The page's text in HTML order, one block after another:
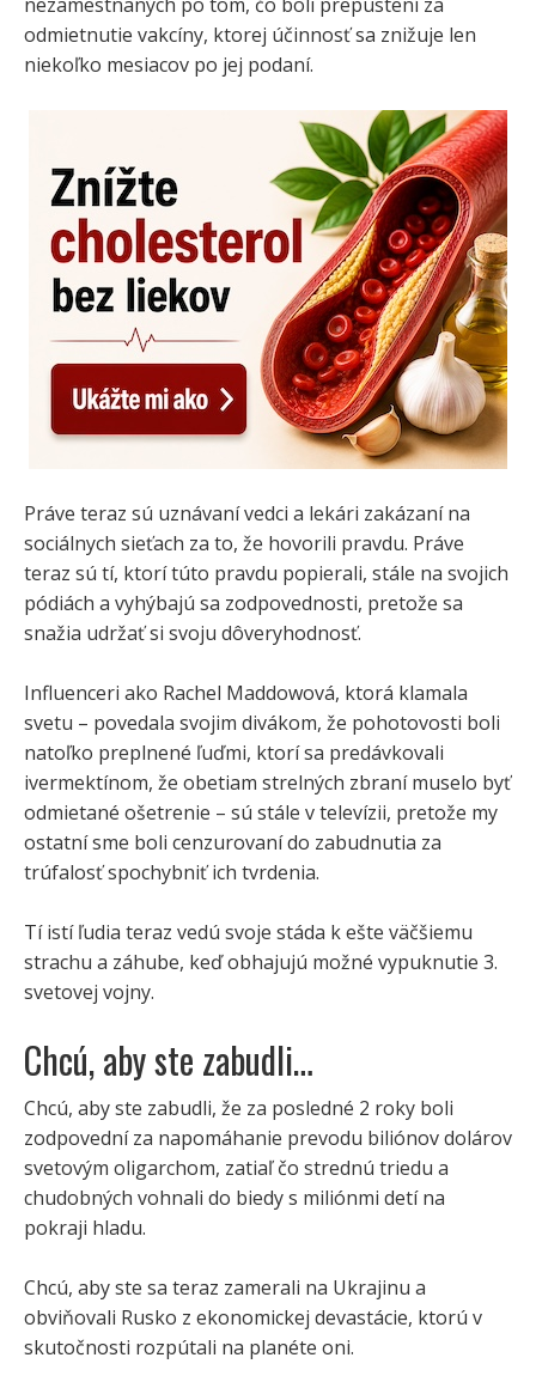
odmietnutie vakcíny, ktorej účinnosť sa znižuje len
niekoľko mesiacov po jej podaní.
Práve teraz sú uznávaní vedci a lekári zakázaní na
sociálnych sieťach za to, že hovorili pravdu. Práve
teraz sú tí, ktorí túto pravdu popierali, stále na svojich
pódiách a vyhýbajú sa zodpovednosti, pretože sa
snažia udržať si svoju dôveryhodnosť.
Influenceri ako Rachel Maddowová, ktorá klamala
svetu – povedala svojim divákom, že pohotovosti boli
natoľko preplnené ľuďmi, ktorí sa predávkovali
ivermektínom, že obetiam strelných zbraní muselo byť
odmietané ošetrenie – sú stále v televízii, pretože my
ostatní sme boli cenzurovaní do zabudnutia za
trúfalosť spochybniť ich tvrdenia.
Tí istí ľudia teraz vedú svoje stáda k ešte väčšiemu
strachu a záhube, keď obhajujú možné vypuknutie 3.
svetovej vojny.
Chcú, aby ste zabudli…
Chcú, aby ste zabudli, že za posledné 2 roky boli
zodpovední za napomáhanie prevodu biliónov dolárov
svetovým oligarchom, zatiaľ čo strednú triedu a
chudobných vohnali do biedy s miliónmi detí na
pokraji hladu.
Chcú, aby ste sa teraz zamerali na Ukrajinu a
obviňovali Rusko z ekonomickej devastácie, ktorú v
skutočnosti rozpútali na planéte oni.